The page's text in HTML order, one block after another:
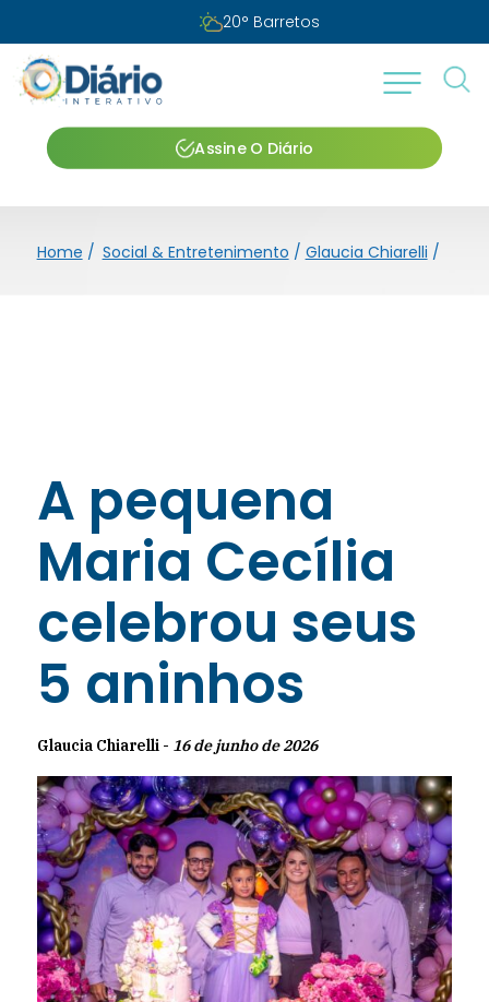
20° Barretos
Assine O Diário
Home / Social & Entretenimento / Glaucia Chiarelli /
A pequena
Maria Cecília
celebrou seus
5 aninhos
Glaucia Chiarelli - 16 de junho de 2026